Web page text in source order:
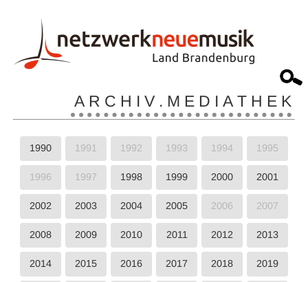
A R C H I V . M E D I A T H E K
1990 1991 1992 1993 1994 1995
1996 1997 1998 1999 2000 2001
2002 2003 2004 2005 2006 2007
2008 2009 2010 2011 2012 2013
2014 2015 2016 2017 2018 2019